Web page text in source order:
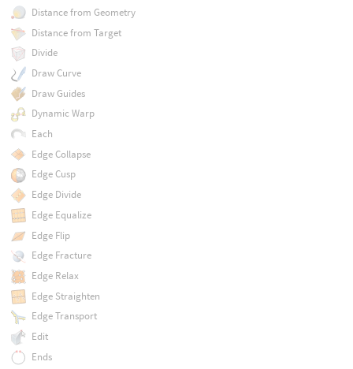
Distance from Geometry
Distance from Target
Divide
Draw Curve
Draw Guides
Dynamic Warp
Each
Edge Collapse
Edge Cusp
Edge Divide
Edge Equalize
Edge Flip
Edge Fracture
Edge Relax
Edge Straighten
Edge Transport
Edit
Ends